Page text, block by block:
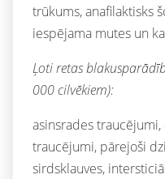
trūkums, anafilaktisks
iespējama mutes un
Ļoti retas
000 cilvēkiem):
asinsrades
traucējumi, pārejoši
sirdsklauves,